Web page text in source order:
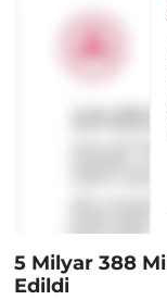
5 Milyar 388
Edildi